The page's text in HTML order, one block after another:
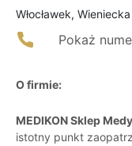
Włocławek,
Pokaż
O firmie:
MEDIKON Sklep
istotny punkt